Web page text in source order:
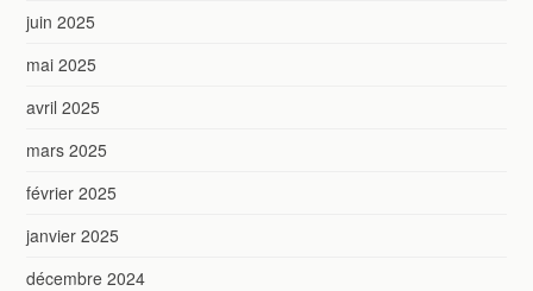
juin 2025
mai 2025
avril 2025
mars 2025
février 2025
janvier 2025
décembre 2024